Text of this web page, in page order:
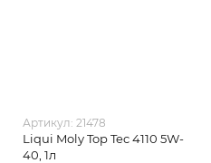
Артикул: 21478
Liqui Moly Top Tec 4110 5W-
40, 1л